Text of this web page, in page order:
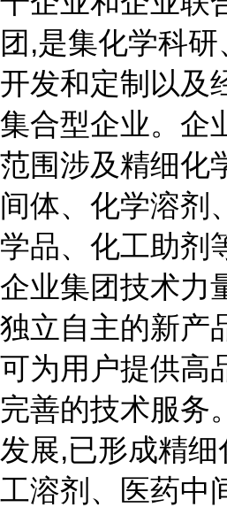
团,是集化学科
开发和定制以及
集合型企业。企
范围涉及精细化
间体、化学溶剂
学品、化工助剂
企业集团技术力
独立自主的新产
可为用户提供高
完善的技术服务
发展,已形成精
工溶剂、医药中